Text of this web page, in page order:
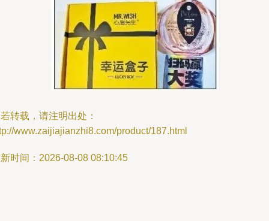
转载，请注明出处：
www.zaijiajianzhi8.com/product/187.html
时间：2026-08-08 08:10:45